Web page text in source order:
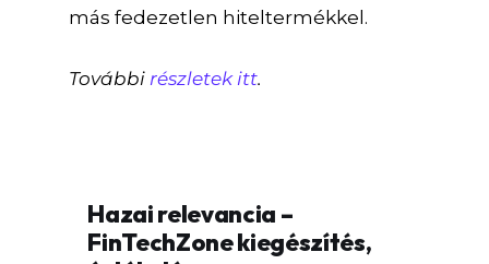
más fedezetlen hiteltermékkel.
További részletek itt.
Hazai relevancia –
FinTechZone kiegészítés,